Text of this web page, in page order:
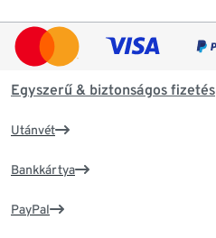
Egyszerű & biztonságos fizetés
Utánvét
Bankkártya
PayPal